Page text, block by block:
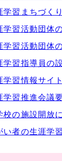
学習まちづく
学習活動団体
学習活動団体
学習指導員の
学習情報サイ
学習推進会議
校の施設開放
い者の生涯学